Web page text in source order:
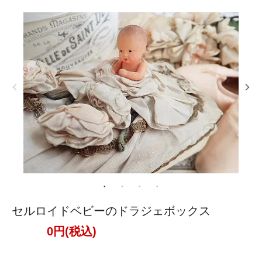
セルロイドベビーのドラジェボックス
0円(税込)